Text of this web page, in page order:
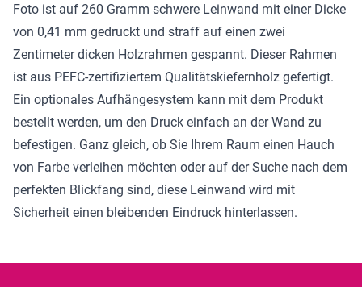
Foto ist auf 260 Gramm schwere Leinwand mit einer Dicke
von 0,41 mm gedruckt und straff auf einen zwei
Zentimeter dicken Holzrahmen gespannt. Dieser Rahmen
ist aus PEFC-zertifiziertem Qualitätskiefernholz gefertigt.
Ein optionales Aufhängesystem kann mit dem Produkt
bestellt werden, um den Druck einfach an der Wand zu
befestigen. Ganz gleich, ob Sie Ihrem Raum einen Hauch
von Farbe verleihen möchten oder auf der Suche nach dem
perfekten Blickfang sind, diese Leinwand wird mit
Sicherheit einen bleibenden Eindruck hinterlassen.